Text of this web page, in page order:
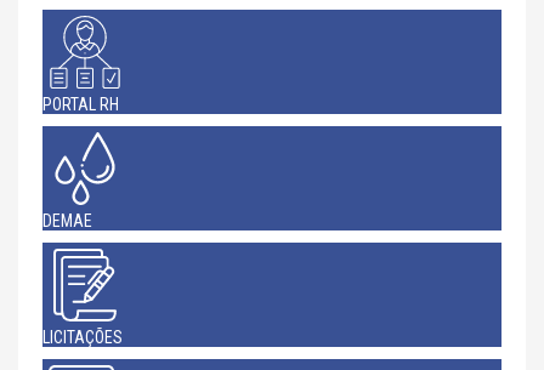
PORTAL RH
DEMAE
LICITAÇÕES